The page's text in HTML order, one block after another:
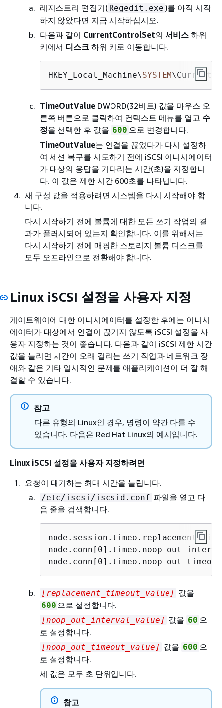
레지스트리 편집기( Regedit.exe )를 아직 시작
하지 않았다면 지금 시작하십시오.
다음과 같이 CurrentControlSet의 서비스 하위
키에서 디스크 하위 키로 이동합니다.
HKEY_Local_Machine\SYSTEM
TimeOutValue DWORD(32비트) 값을 마우스 오
른쪽 버튼으로 클릭하여 컨텍스트 메뉴를 열고 수
정을 선택한 후 값을 600 으로 변경합니다.
TimeOutValue는 연결을 끊었다가 다시 설정하
여 세션 복구를 시도하기 전에 iSCSI 이니시에이터
가 대상의 응답을 기다리는 시간(초)을 지정합니
다. 이 값은 제한 시간 600초를 나타냅니다.
새 구성 값을 적용하려면 시스템을 다시 시작해야 합
니다.
다시 시작하기 전에 볼륨에 대한 모든 쓰기 작업의 결
과가 플러시되어 있는지 확인합니다. 이를 위해서는
다시 시작하기 전에 매핑한 스토리지 볼륨 디스크를
모두 오프라인으로 전환해야 합니다.
Linux iSCSI 설정을 사용자 지정
게이트웨이에 대한 이니시에이터를 설정한 후에는 이니시
에이터가 대상에서 연결이 끊기지 않도록 iSCSI 설정을 사
용자 지정하는 것이 좋습니다. 다음과 같이 iSCSI 제한 시간
값을 늘리면 시간이 오래 걸리는 쓰기 작업과 네트워크 장
애와 같은 기타 일시적인 문제를 애플리케이션이 더 잘 해
결할 수 있습니다.
참고
다른 유형의 Linux인 경우, 명령이 약간 다를 수
있습니다. 다음은 Red Hat Linux의 예시입니다.
Linux iSCSI 설정을 사용자 지정하려면
요청이 대기하는 최대 시간을 늘립니다.
/etc/iscsi/iscsid.conf 파일을 열고 다
음 줄을 검색합니다.
[replacement_timeout_value] 값을
600 으로 설정합니다.
[noop_out_interval_value] 값을 60 으
로 설정합니다.
[noop_out_timeout_value] 값을 600 으
로 설정합니다.
세 값은 모두 초 단위입니다.
참고